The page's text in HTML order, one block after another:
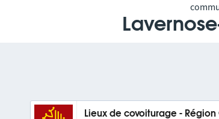
Lieux de covoiturage -